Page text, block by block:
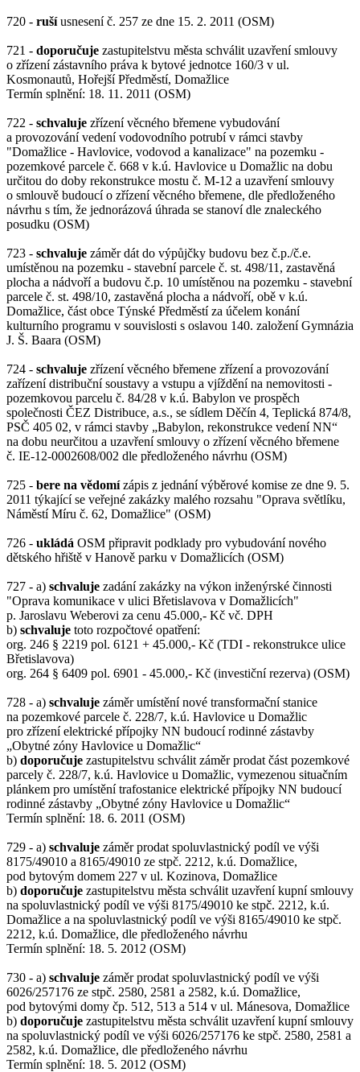
720 - rušíusnesení č. 257 ze dne 15. 2. 2011 (OSM)
721 - doporučuje zastupitelstvu města schválit uzavření smlouvy
o zřízení zástavního práva k bytové jednotce 160/3 v ul.
Kosmonautů, Hořejší Předměstí, Domažlice
Termín splnění: 18. 11. 2011 (OSM)
722 - schvaluje zřízení věcného břemene vybudování
a provozování vedení vodovodního potrubí v rámci stavby
"Domažlice - Havlovice, vodovod a kanalizace" na pozemku -
pozemkové parcele č. 668 v k.ú. Havlovice u Domažlic na dobu
určitou do doby rekonstrukce mostu č. M-12 a uzavření smlouvy
o smlouvě budoucí o zřízení věcného břemene, dle předloženého
návrhu s tím, že jednorázová úhrada se stanoví dle znaleckého
posudku (OSM)
723 - schvaluje záměr dát do výpůjčky budovu bez č.p./č.e.
umístěnou na pozemku - stavební parcele č. st. 498/11, zastavěná
plocha a nádvoří a budovu č.p. 10 umístěnou na pozemku - stavební
parcele č. st. 498/10, zastavěná plocha a nádvoří, obě v k.ú.
Domažlice, část obce Týnské Předměstí za účelem konání
kulturního programu v souvislosti s oslavou 140. založení Gymnázia
J. Š. Baara (OSM)
724 - schvaluje zřízení věcného břemene zřízení a provozování
zařízení distribuční soustavy a vstupu a vjíždění na nemovitosti -
pozemkovou parcelu č. 84/28 v k.ú. Babylon ve prospěch
společnosti ČEZ Distribuce, a.s., se sídlem Děčín 4, Teplická 874/8,
PSČ 405 02, v rámci stavby „Babylon, rekonstrukce vedení NN“
na dobu neurčitou a uzavření smlouvy o zřízení věcného břemene
č. IE-12-0002608/002 dle předloženého návrhu (OSM)
725 - bere na vědomízápis z jednání výběrové komise ze dne 9. 5.
2011 týkající se veřejné zakázky malého rozsahu "Oprava světlíku,
Náměstí Míru č. 62, Domažlice" (OSM)
726 - ukládá OSM připravit podklady pro vybudování nového
dětského hřiště v Hanově parku v Domažlicích (OSM)
727 - a) schvaluje zadání zakázky na výkon inženýrské činnosti
"Oprava komunikace v ulici Břetislavova v Domažlicích"
p. Jaroslavu Weberovi za cenu 45.000,- Kč vč. DPH
b) schvaluje toto rozpočtové opatření:
org. 246 § 2219 pol. 6121 + 45.000,- Kč (TDI - rekonstrukce ulice
Břetislavova)
org. 264 § 6409 pol. 6901 - 45.000,- Kč (investiční rezerva) (OSM)
728 - a) schvaluje záměr umístění nové transformační stanice
na pozemkové parcele č. 228/7, k.ú. Havlovice u Domažlic
pro zřízení elektrické přípojky NN budoucí rodinné zástavby
„Obytné zóny Havlovice u Domažlic“
b) doporučuje zastupitelstvu schválit záměr prodat část pozemkové
parcely č. 228/7, k.ú. Havlovice u Domažlic, vymezenou situačním
plánkem pro umístění trafostanice elektrické přípojky NN budoucí
rodinné zástavby „Obytné zóny Havlovice u Domažlic“
Termín splnění: 18. 6. 2011 (OSM)
729 - a) schvaluje záměr prodat spoluvlastnický podíl ve výši
8175/49010 a 8165/49010 ze stpč. 2212, k.ú. Domažlice,
pod bytovým domem 227 v ul. Kozinova, Domažlice
b) doporučuje zastupitelstvu města schválit uzavření kupní smlouvy
na spoluvlastnický podíl ve výši 8175/49010 ke stpč. 2212, k.ú.
Domažlice a na spoluvlastnický podíl ve výši 8165/49010 ke stpč.
2212, k.ú. Domažlice, dle předloženého návrhu
Termín splnění: 18. 5. 2012 (OSM)
730 - a) schvaluje záměr prodat spoluvlastnický podíl ve výši
6026/257176 ze stpč. 2580, 2581 a 2582, k.ú. Domažlice,
pod bytovými domy čp. 512, 513 a 514 v ul. Mánesova, Domažlice
b) doporučuje zastupitelstvu města schválit uzavření kupní smlouvy
na spoluvlastnický podíl ve výši 6026/257176 ke stpč. 2580, 2581 a
2582, k.ú. Domažlice, dle předloženého návrhu
Termín splnění: 18. 5. 2012 (OSM)